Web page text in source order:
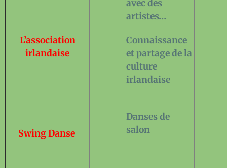
avec des
artistes…
L’association
irlandaise
Connaissance
et partage de la
culture
irlandaise
Swing Danse
Danses de
salon